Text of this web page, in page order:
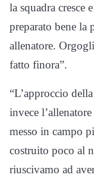
la squadra cresce
preparato bene la
allenatore.
fatto finora”.
“L’approccio
invece
messo in campo
costruito poco al
riuscivamo ad